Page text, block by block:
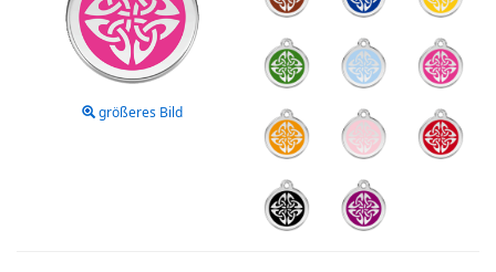
größeres Bild